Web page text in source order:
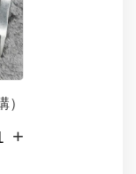
）
+